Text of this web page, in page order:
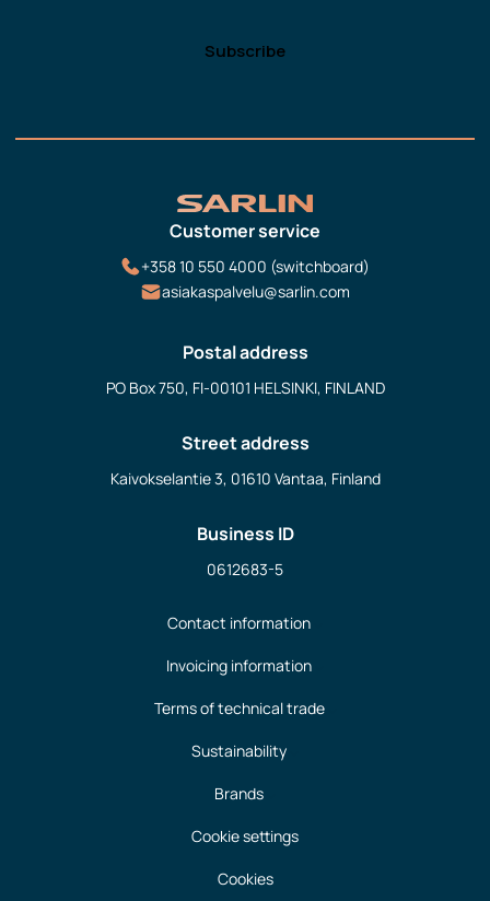
Customer service
+358 10 550 4000 (switchboard)
asiakaspalvelu@sarlin.com
Postal address
PO Box 750, FI-00101 HELSINKI, FINLAND
Street address
Kaivokselantie 3, 01610 Vantaa, Finland
Business ID
0612683-5
Contact information
Invoicing information
Terms of technical trade
Sustainability
Brands
Cookie settings
Cookies